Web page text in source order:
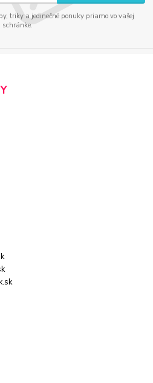
triky a jedinečné ponuky priamo vo vašej
schránke.